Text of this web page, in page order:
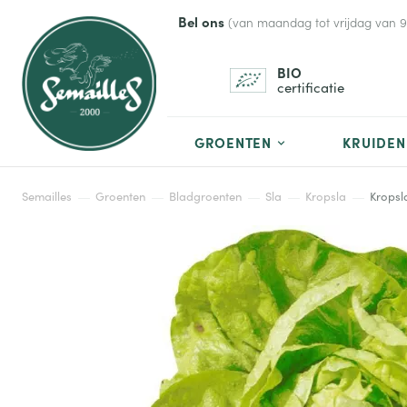
Bel ons (van maandag tot vrijdag van
BIO
certificatie
GROENTEN KRUIDEN
Semailles Groenten Bladgroenten Sla Kropsla